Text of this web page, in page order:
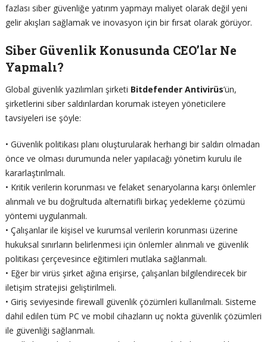
fazlası siber güvenliğe yatırım yapmayı maliyet olarak değil yeni
gelir akışları sağlamak ve inovasyon için bir fırsat olarak görüyor.
Siber Güvenlik Konusunda CEO’lar Ne
Yapmalı?
Global güvenlik yazılımları şirketi Bitdefender Antivirüs’ün,
şirketlerini siber saldırılardan korumak isteyen yöneticilere
tavsiyeleri ise şöyle:
• Güvenlik politikası planı oluşturularak herhangi bir saldırı olmadan
önce ve olması durumunda neler yapılacağı yönetim kurulu ile
kararlaştırılmalı.
• Kritik verilerin korunması ve felaket senaryolarına karşı önlemler
alınmalı ve bu doğrultuda alternatifli birkaç yedekleme çözümü
yöntemi uygulanmalı.
• Çalışanlar ile kişisel ve kurumsal verilerin korunması üzerine
hukuksal sınırların belirlenmesi için önlemler alınmalı ve güvenlik
politikası çerçevesince eğitimleri mutlaka sağlanmalı.
• Eğer bir virüs şirket ağına erişirse, çalışanları bilgilendirecek bir
iletişim stratejisi geliştirilmeli.
• Giriş seviyesinde firewall güvenlik çözümleri kullanılmalı. Sisteme
dahil edilen tüm PC ve mobil cihazların uç nokta güvenlik çözümleri
ile güvenliği sağlanmalı.